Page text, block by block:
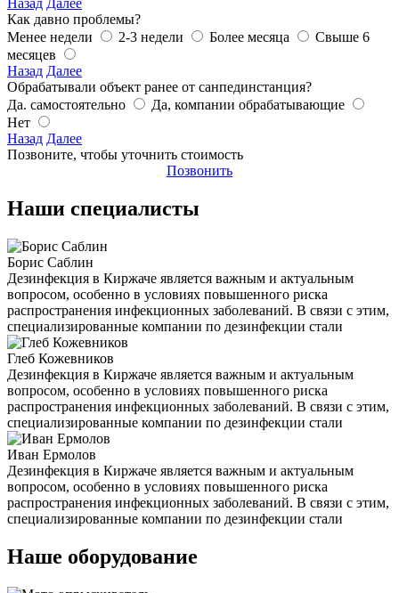
Назад Далее
Как давно проблемы?
Менее недели
2-3 недели Более месяца
Свыше 6
месяцев
Назад Далее
Обрабатывали объект ранее от санпединстанция?
Да. самостоятельно
Да, компании обрабатывающие
Нет
Назад Далее
Позвоните, чтобы уточнить стоимость
Позвонить
Наши специалисты
Борис Саблин
Дезинфекция в Киржаче является важным и актуальным
вопросом, особенно в условиях повышенного риска
распространения инфекционных заболеваний. В связи с этим,
специализированные компании по дезинфекции стали
Глеб Кожевников
Дезинфекция в Киржаче является важным и актуальным
вопросом, особенно в условиях повышенного риска
распространения инфекционных заболеваний. В связи с этим,
специализированные компании по дезинфекции стали
Иван Ермолов
Дезинфекция в Киржаче является важным и актуальным
вопросом, особенно в условиях повышенного риска
распространения инфекционных заболеваний. В связи с этим,
специализированные компании по дезинфекции стали
Наше оборудование